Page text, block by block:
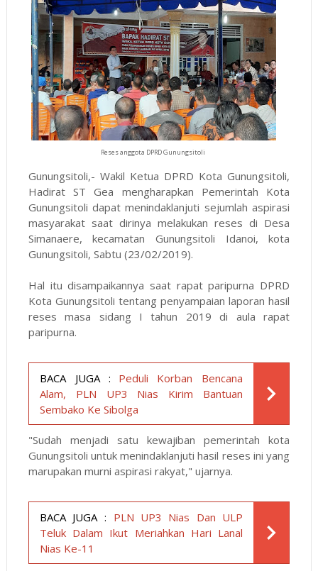
Reses anggota DPRD Gunungsitoli
Gunungsitoli,- Wakil Ketua DPRD Kota Gunungsitoli,
Hadirat ST Gea mengharapkan Pemerintah Kota
Gunungsitoli dapat menindaklanjuti sejumlah aspirasi
masyarakat saat dirinya melakukan reses di Desa
Simanaere, kecamatan Gunungsitoli Idanoi, kota
Gunungsitoli, Sabtu (23/02/2019).
Hal itu disampaikannya saat rapat paripurna DPRD
Kota Gunungsitoli tentang penyampaian laporan hasil
reses masa sidang I tahun 2019 di aula rapat
paripurna.
BACA JUGA :
Peduli Korban Bencana
Alam, PLN UP3 Nias Kirim Bantuan
Sembako Ke Sibolga
"Sudah menjadi satu kewajiban pemerintah kota
Gunungsitoli untuk menindaklanjuti hasil reses ini yang
marupakan murni aspirasi rakyat," ujarnya.
BACA JUGA : PLN UP3 Nias Dan ULP
Teluk Dalam Ikut Meriahkan Hari Lanal
Nias Ke-11